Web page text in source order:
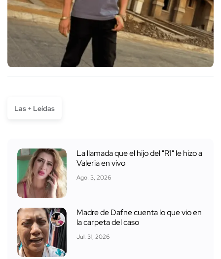
Las + Leídas
La llamada que el hijo del "R1" le hizo a
Valeria en vivo
Ago. 3, 2026
Madre de Dafne cuenta lo que vio en
la carpeta del caso
Jul. 31, 2026